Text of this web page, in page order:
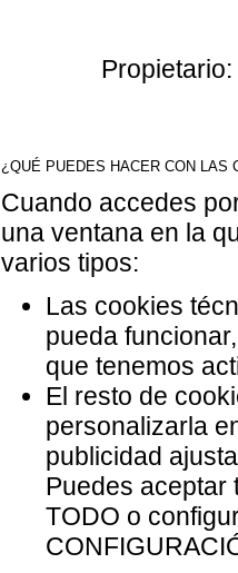
¿QUÉ PUEDES HACER CON LAS
Cuando accedes
una ventana en la
varios tipos:
Las cookies
pueda
que tenemos
El resto de
personalizarla
publicidad
Puedes aceptar
TODO o